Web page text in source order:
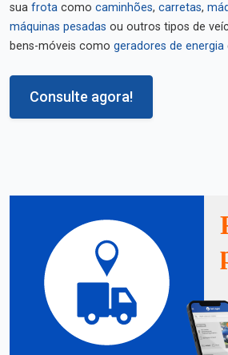
sua frota como caminhões, carretas,
máquinas pesadas ou outros tipos de
bens-móveis como geradores de energia
Consulte agora!